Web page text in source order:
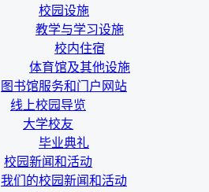
校园设施
教学与学习设施
校内住宿
体育馆及其他设施
图书馆服务和门户网站
线上校园导览
大学校友
毕业典礼
校园新闻和活动
我们的校园新闻和活动